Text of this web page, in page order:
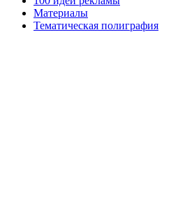
Материалы
Тематическая полиграфия